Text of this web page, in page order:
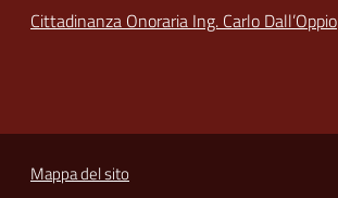
Cittadinanza Onoraria Ing. Carlo Dall’Oppio
Mappa del sito